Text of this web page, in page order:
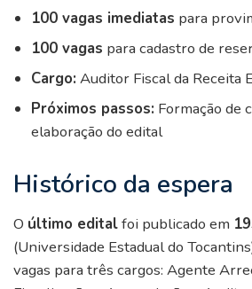
100 vagas imediatas para
100 vagas para cadastro de
Cargo: Auditor Fiscal da Receita
Próximos passos: Formação de
elaboração do edital
Histórico da espera
O último editalfoi publicado em
(Universidade Estadual do
vagas para três cargos: Agente